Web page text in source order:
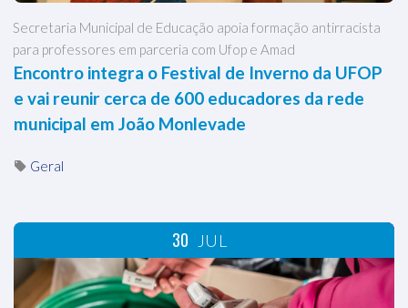
Secretaria Municipal de Educação apoia formação antirracista
para professores em parceria com Ufop e Amad
Encontro integra o Festival de Inverno da UFOP
e vai reunir cerca de 600 educadores da rede
municipal em João Monlevade
Geral
30 JUL